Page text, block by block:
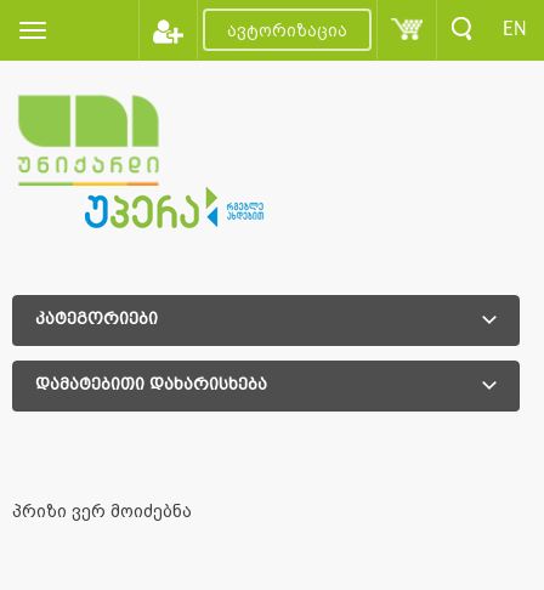
ავტორიზაცია EN
კატეგორიები
დამატებითი დახარისხება
პრიზი ვერ მოიძებნა